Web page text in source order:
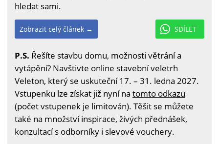
hledat sami.
SDÍLET
Zobrazit celý článek →
P.S. Řešíte stavbu domu, možnosti větrání a
vytápění? Navštivte online stavební veletrh
Veleton, který se uskuteční 17. – 31. ledna 2027.
Vstupenku lze získat již nyní na tomto odkazu
(počet vstupenek je limitován). Těšit se můžete
také na množství inspirace, živých přednášek,
konzultací s odborníky i slevové vouchery.